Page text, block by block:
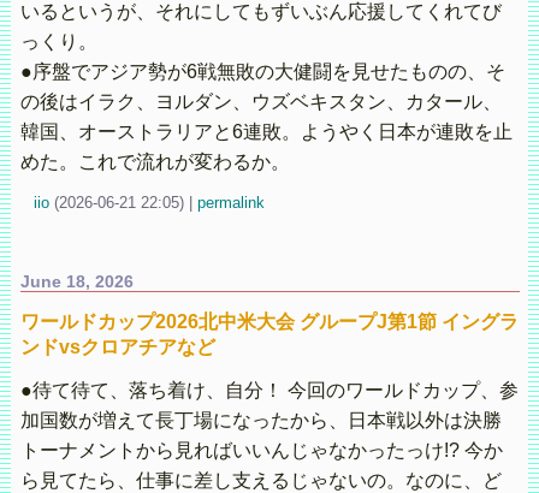
いるというが、それにしてもずいぶん応援してくれてび
っくり。
●序盤でアジア勢が6戦無敗の大健闘を見せたものの、そ
の後はイラク、ヨルダン、ウズベキスタン、カタール、
韓国、オーストラリアと6連敗。ようやく日本が連敗を止
めた。これで流れが変わるか。
iio (2026-06-21 22:05) permalink
June 18, 2026
ワールドカップ2026北中米大会 グループJ第1節 イングラ
ンドvsクロアチアなど
●待て待て、落ち着け、自分！ 今回のワールドカップ、参
加国数が増えて長丁場になったから、日本戦以外は決勝
トーナメントから見ればいいんじゃなかったっけ!? 今か
ら見てたら、仕事に差し支えるじゃないの。なのに、ど